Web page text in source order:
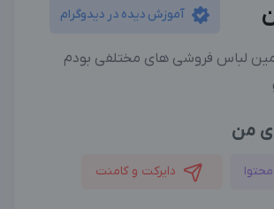
آموزش دیده در دیدوگرام
لباس فروشی های مختلفی بودم
من
دایرکت و کامنت